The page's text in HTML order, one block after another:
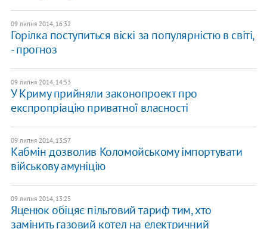
09 липня 2014, 16:32
Горілка поступиться віскі за популярністю в світі,
- прогноз
09 липня 2014, 14:53
У Криму прийняли законопроект про
експропріацію приватної власності
09 липня 2014, 13:57
Кабмін дозволив Коломойському імпортувати
військову амуніцію
09 липня 2014, 13:25
Яценюк обіцяє пільговий тариф тим, хто
замінить газовий котел на електричний